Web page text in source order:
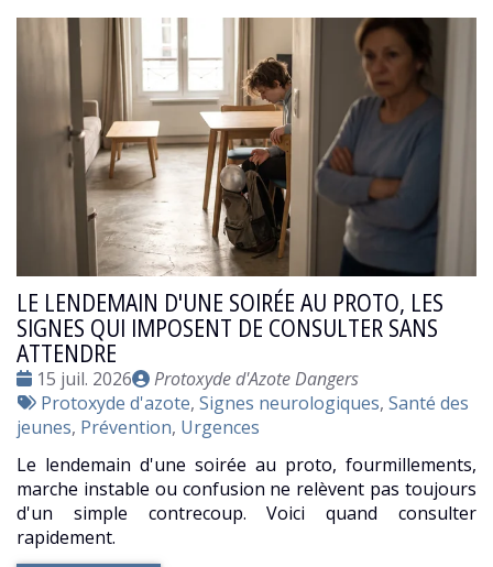
LE LENDEMAIN D'UNE SOIRÉE AU PROTO, LES
SIGNES QUI IMPOSENT DE CONSULTER SANS
ATTENDRE
Date
:
15 juil. 2026
Publié
par
Protoxyde d'Azote Dangers
Tags
:
Protoxyde d'azote, Signes neurologiques, Santé des
jeunes, Prévention, Urgences
Le lendemain d'une soirée au proto, fourmillements,
marche instable ou confusion ne relèvent pas toujours
d'un simple contrecoup. Voici quand consulter
rapidement.